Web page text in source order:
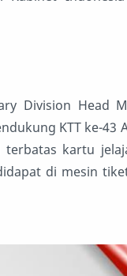
Division Head
KTT ke-43
kartu
di mesin